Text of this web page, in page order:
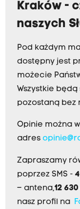
Kraków -
naszych
Pod każdym
dostępny jest
możecie
Wszystkie
pozostaną bez
Opinie można
adres
Zapraszamy
poprzez SMS -
– antena,12
nasz profil na